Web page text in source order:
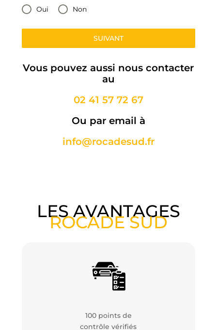
Oui Non
SUIVANT
Vous pouvez aussi nous contacter
au
02 41 57 72 67
Ou par email à
info@rocadesud.fr
LES AVANTAGES
ROCADE SUD
100 points de
contrôle vérifiés